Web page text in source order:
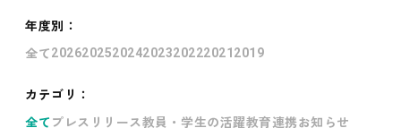
年度別 ：
全て202620252024202320222021 2019
カテゴリ：
全て プレスリリース教員・学生の活躍教育連携お知らせ